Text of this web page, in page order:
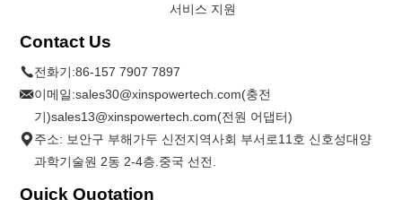
서비스 지원
Contact Us
전화기:86-157 7907 7897
이메일:sales30@xinspowertech.com(충전
기)sales13@xinspowertech.com(전원 어댑터)
주소: 보안구 부해가두 신전지역사회 부서로11호 신호성대양
과학기술원 2동 2-4층.중국 선전.
Quick Quotation